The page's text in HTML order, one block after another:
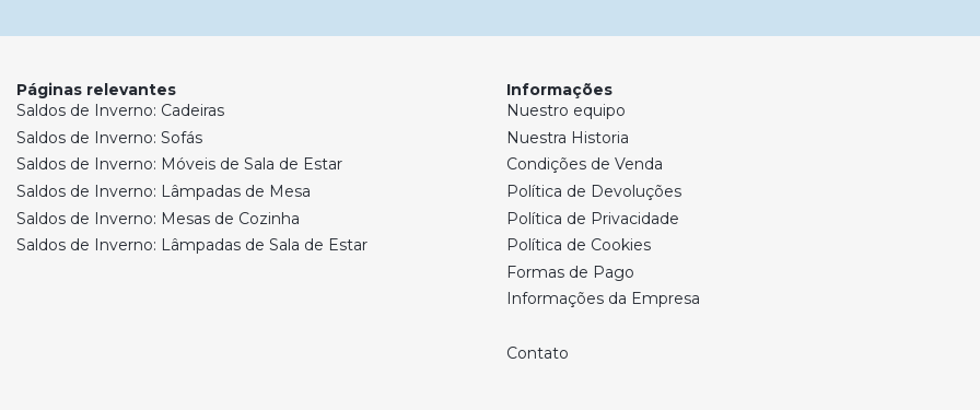
Páginas relevantes
Saldos de Inverno: Cadeiras
Saldos de Inverno: Sofás
Saldos de Inverno: Móveis de Sala de Estar
Saldos de Inverno: Lâmpadas de Mesa
Saldos de Inverno: Mesas de Cozinha
Saldos de Inverno: Lâmpadas de Sala de Estar
Informações
Nuestro equipo
Nuestra Historia
Condições de Venda
Política de Devoluções
Política de Privacidade
Política de Cookies
Formas de Pago
Informações da Empresa
Contato